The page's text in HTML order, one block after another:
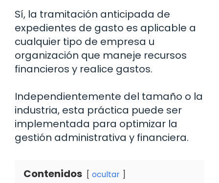
Sí, la tramitación anticipada de
expedientes de gasto es aplicable a
cualquier tipo de empresa u
organización que maneje recursos
financieros y realice gastos.
Independientemente del tamaño o la
industria, esta práctica puede ser
implementada para optimizar la
gestión administrativa y financiera.
Contenidos ocultar